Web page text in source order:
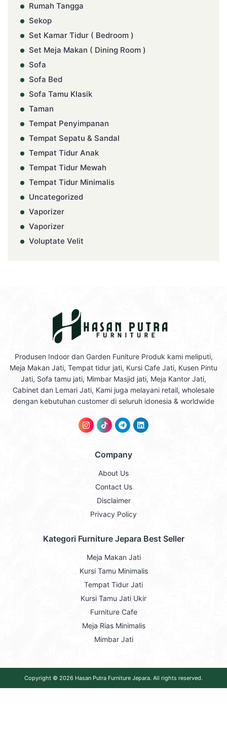
Rumah Tangga
Sekop
Set Kamar Tidur ( Bedroom )
Set Meja Makan ( Dining Room )
Sofa
Sofa Bed
Sofa Tamu Klasik
Taman
Tempat Penyimpanan
Tempat Sepatu & Sandal
Tempat Tidur Anak
Tempat Tidur Mewah
Tempat Tidur Minimalis
Uncategorized
Vaporizer
Vaporizer
Voluptate Velit
Produsen Indoor dan Garden Funiture Produk kami meliputi,
Meja Makan Jati, Tempat tidur jati, Kursi Cafe Jati, Kusen Pintu
Jati, Sofa tamu jati, Mimbar Masjid jati, Meja Kantor Jati,
Cabinet dan Lemari Jati, Kami juga melayani retail, wholesale
dengan kebutuhan customer di seluruh idonesia & worldwide
Company
About Us
Contact Us
Disclaimer
Privacy Policy
Kategori Furniture Jepara Best Seller
Meja Makan Jati
Kursi Tamu Minimalis
Tempat Tidur Jati
Kursi Tamu Jati Ukir
Furniture Cafe
Meja Rias Minimalis
Mimbar Jati
Copyright © 2026 Hasan Putra Furniture Jepara. All rights reserved.